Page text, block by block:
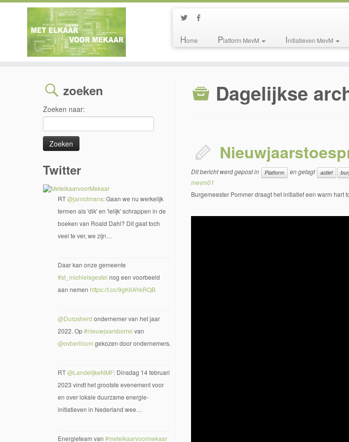
Home Platform MevM Initiatieven MevM
zoeken
Zoeken naar:
Twitter
RT@janrotmans: Gaan we nu werkelijk
termen als 'dik' en 'lelijk' schrappen in de
boeken van Roald Dahl? Dit gaat toch
veel te ver, we zijn…
Daar kan onze gemeente
#st_michielsgestel nog een voorbeeld
aan nemen https://t.co/9gK6AYeRQB
@Durpsherd ondernemer van het jaar
2022. Op#nieuwjaarsborrel van
@ovberlicum gekozen door ondernemers.
RT@LandelijkeNMF: Dinsdag 14 februari
2023 vindt het grootste evenement voor
en over lokale duurzame energie-
initiatieven in Nederland wee…
Energieteam van #metelkaarvoormekaar
Dagelijkse
Dit bericht werd gepost in Platform en getagt actief
mevm01
Burgemeester Pommer draagt het initiatief een warm